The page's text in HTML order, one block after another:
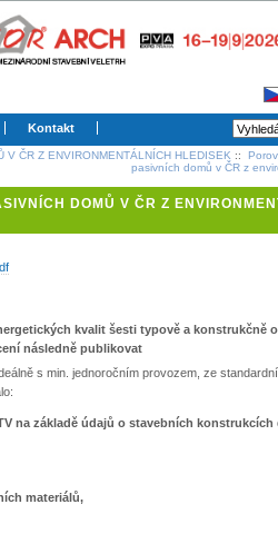
Kontakt
V ČR Z ENVIRONMENTÁLNÍCH HLEDISEK ::
pasivních domů v ČR z
DOMŮ V ČR Z
kvalit šesti typově a konstrukčně
následně publikovat
s min. jednoročním provozem, ze
na základě údajů o stavebních
materiálů,